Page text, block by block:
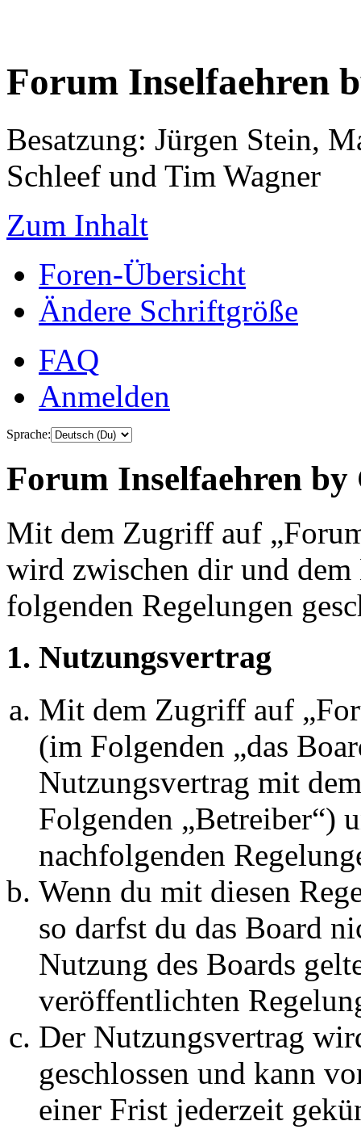
Forum Inselfaehren
Besatzung: Jürgen Stein,
Schleef und Tim Wagner
Zum Inhalt
Foren-Übersicht
Ändere Schriftgröße
FAQ
Anmelden
Sprache:
Forum Inselfaehren
Mit dem Zugriff auf
wird zwischen dir und
folgenden Regelungen
1. Nutzungsvertrag
Mit dem Zugriff auf
(im Folgenden „das
Nutzungsvertrag mit
Folgenden „Betreiber“)
nachfolgenden
Wenn du mit diesen
so darfst du das Board
Nutzung des Boards
veröffentlichten
Der Nutzungsvertrag
geschlossen und kann
einer Frist jederzeit